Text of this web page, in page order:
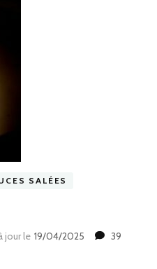
SALÉES
jour le 19/04/2025
39